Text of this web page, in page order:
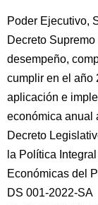
Poder Ejecutivo,
Decreto
desempeño,
cumplir en el año
aplicación e
económica anual
Decreto
la Política
Económicas del
DS 001-2022-SA